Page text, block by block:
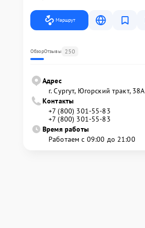
Маршрут
ОбзорОтзывы 250
Адрес
г. Сургут, Югорский тракт, 38А
Контакты
+7 (800) 301-55-83
+7 (800) 301-55-83
Время работы
Работаем с 09:00 до 21:00